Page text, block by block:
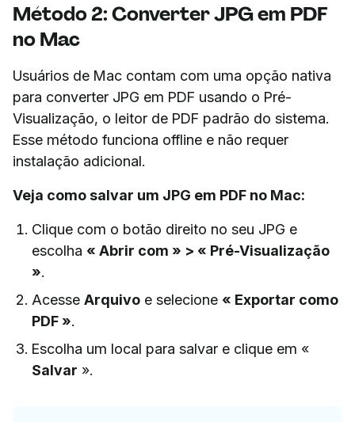
Método 2: Converter JPG em PDF
no Mac
Usuários de Mac contam com uma opção nativa
para converter JPG em PDF usando o Pré-
Visualização, o leitor de PDF padrão do sistema.
Esse método funciona offline e não requer
instalação adicional.
Veja como salvar um JPG em PDF no Mac:
Clique com o botão direito no seu JPG e
escolha « Abrir com » > « Pré-Visualização
».
Acesse Arquivo e selecione « Exportar como
PDF ».
Escolha um local para salvar e clique em «
Salvar ».